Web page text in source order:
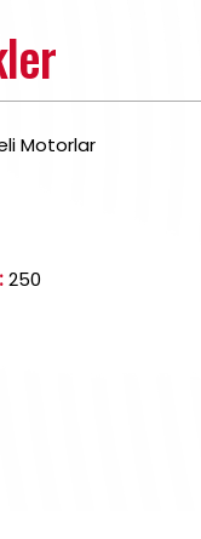
Motorlar
250